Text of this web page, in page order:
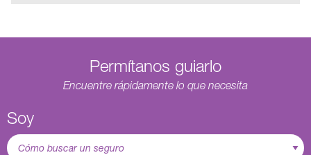
Permítanos guiarlo
Encuentre rápidamente lo que necesita
Soy